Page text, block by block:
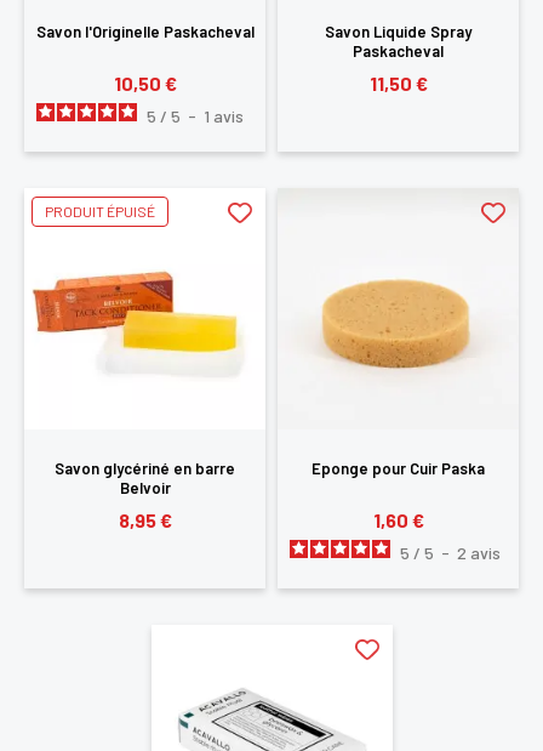
Savon l'Originelle Paskacheval
10,50 €
5 / 5 - 1 avis
Savon Liquide Spray
Paskacheval
11,50 €
Savon glycériné en barre
Belvoir
8,95 €
PRODUIT ÉPUISÉ
Eponge pour Cuir Paska
1,60 €
5 / 5 - 2 avis